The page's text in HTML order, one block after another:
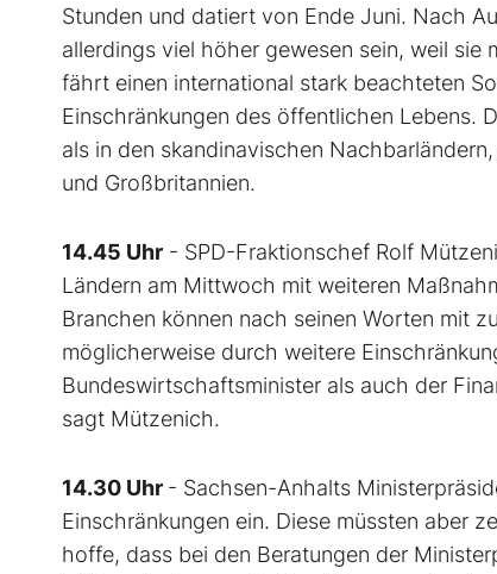
Stunden und datiert von Ende Juni. Nach
allerdings viel höher gewesen sein, weil sie
fährt einen international stark beachteten
Einschränkungen des öffentlichen Lebens.
als in den skandinavischen
und Großbritannien.
14.45 Uhr - SPD-Fraktionschef Rolf
Ländern am Mittwoch mit weiteren
Branchen können nach seinen Worten mit
möglicherweise durch weitere
Bundeswirtschaftsminister als auch der
sagt Mützenich.
14.30 Uhr - Sachsen-Anhalts
Einschränkungen ein. Diese müssten aber
hoffe, dass bei den Beratungen der